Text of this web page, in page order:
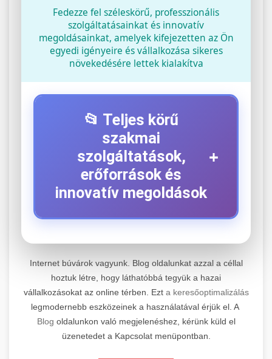
Fedezze fel széleskörű, professzionális
szolgáltatásainkat és innovatív
megoldásainkat, amelyek kifejezetten az Ön
egyedi igényeire és vállalkozása sikeres
növekedésére lettek kialakítva
📂 Teljes körű
szakmai
szolgáltatások,
erőforrások és
innovatív megoldások
+
+
Kiemelkedő szakértelemmel rendelkező
elektromos roller javítási és átfogó
karbantartási szolgáltatásokat kínálunk minden
jelentős gyártó és modell számára. Tapasztalt
technikusaink a legmodernebb diagnosztikai
📊 2. Online Marketing
Ügynökség
+
Átfogó és eredményorientált online marketing
Internet búvárok vagyunk. Blog oldalunkat azzal a céllal
hoztuk létre, hogy láthatóbbá tegyük a hazai
vállalkozásokat az online térben. Ezt a keresőoptimalizálás
legmodernebb eszközeinek a használatával érjük el. A
Blog oldalunkon való megjelenéshez, kérünk küld el
üzenetedet a Kapcsolat menüpontban.